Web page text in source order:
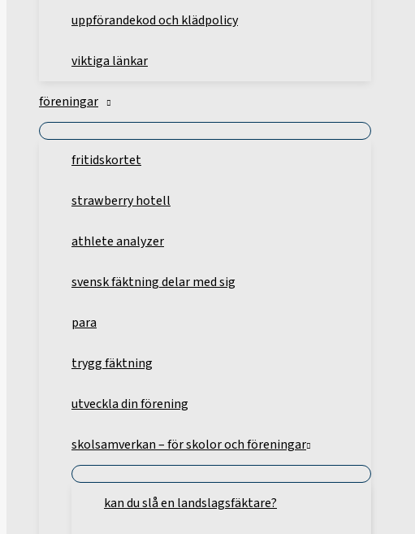
uppförandekod och klädpolicy
viktiga länkar
föreningar
fritidskortet
strawberry hotell
athlete analyzer
svensk fäktning delar med sig
para
trygg fäktning
utveckla din förening
skolsamverkan – för skolor och föreningar
kan du slå en landslagsfäktare?